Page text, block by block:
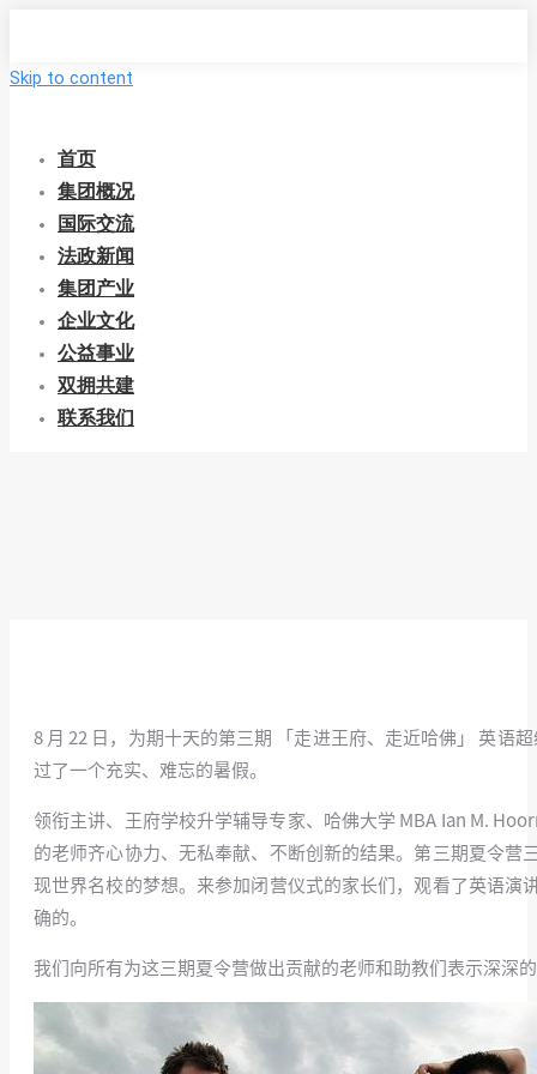
Skip to content
首页
集团概况
国际交流
法政新闻
集团产业
企业文化
公益事业
双拥共建
联系我们
8 月 22 日，为期十天的第三期 「走进王府、走近哈佛」 英语
过了一个充实、难忘的暑假。
领衔主讲、王府学校升学辅导专家、哈佛大学 MBA Ian M.
的老师齐心协力、无私奉献、不断创新的结果。第三期夏令
现世界名校的梦想。来参加闭营仪式的家长们，观看了英语
确的。
我们向所有为这三期夏令营做出贡献的老师和助教们表示深深